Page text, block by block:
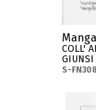
COLL'
GIUNSI
S-